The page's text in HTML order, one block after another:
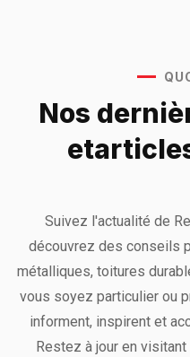
Nos
et
Suivez l'actualité de
découvrez des conseils
métalliques, toitures
vous soyez particulier ou
informent, inspirent et
Restez à jour en